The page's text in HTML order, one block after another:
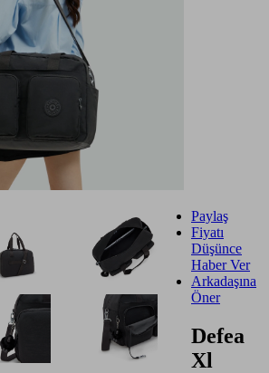
Paylaş
Fiyatı
Düşünce
Haber Ver
Arkadaşına
Öner
Defea
Xl